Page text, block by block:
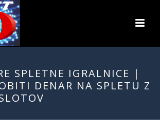
SPLETNE IGRALNICE |
DENAR NA SPLETU Z